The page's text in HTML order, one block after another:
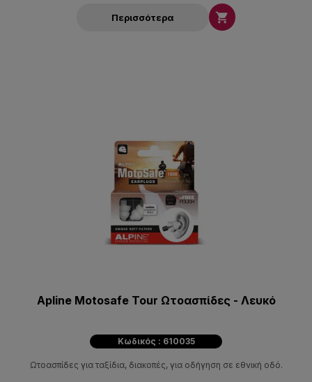
Περισσότερα 
Apline Motosafe Tour Ωτοασπίδες - Λευκό
Κωδικός : 610035
Ωτοασπίδες για ταξίδια, διακοπές, για οδήγηση σε εθνική οδό.